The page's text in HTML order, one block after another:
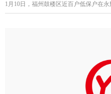
1月10日，福州鼓楼区近百户低保户在永